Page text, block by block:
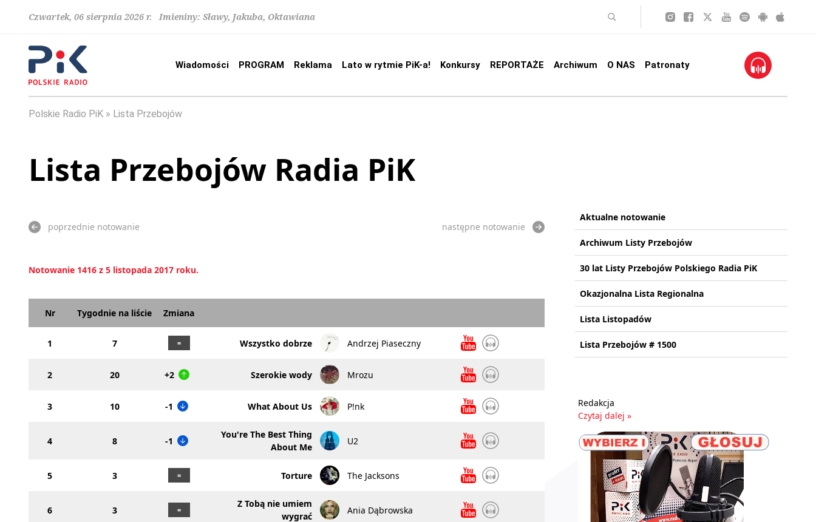
Czwartek, 06 sierpnia 2026 r. Imieniny: Sławy, Jakuba, Oktawiana
Wiadomości PROGRAM Reklama Lato w rytmie PiK-a! Konkursy REPORTAŻE Archiwum O NAS Patronaty
Polskie Radio PiK Lista Przebojów
Lista Przebojów Radia PiK
poprzednie notowanie następne notowanie
Notowanie 1416 z 5 listopada 2017 roku.
Nr Tygodnie na liście Zmiana
1 7 Wszystko dobrze Andrzej Piaseczny
2 20 +2 Szerokie wody Mrozu
3 10 -1 What About Us P!nk
4 8 -1
You're The Best Thing
About Me
U2
5 3 Torture The Jacksons
6 3
Z Tobą nie umiem
wygrać
Ania Dąbrowska
Aktualne notowanie
Archiwum Listy Przebojów
30 lat Listy Przebojów Polskiego Radia PiK
Okazjonalna Lista Regionalna
Lista Listopadów
Lista Przebojów # 1500
Redakcja
Czytaj dalej »